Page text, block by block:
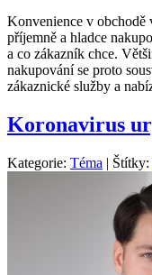
Konvenience v obchodě
příjemně a hladce
a co zákazník chce.
nakupování se proto
zákaznické služby a
Koronavirus
Kategorie: Téma | Štítky: